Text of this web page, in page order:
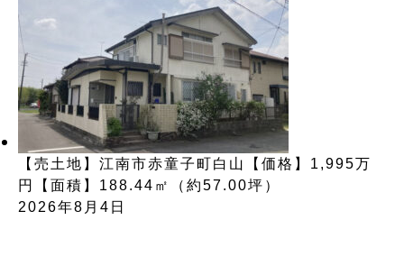
【売土地】江南市赤童子町白山【価格】1,995万
円【面積】188.44㎡（約57.00坪）
2026年8月4日